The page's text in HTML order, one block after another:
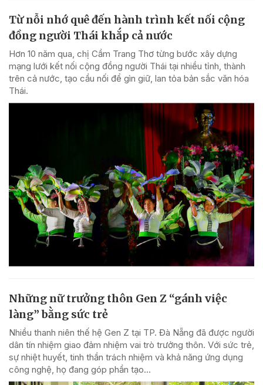
Từ nỗi nhớ quê đến hành trình kết nối cộng
đồng người Thái khắp cả nước
Hơn 10 năm qua, chị Cầm Trang Thơ từng bước xây dựng
mạng lưới kết nối cộng đồng người Thái tại nhiều tỉnh, thành
trên cả nước, tạo cầu nối để gìn giữ, lan tỏa bản sắc văn hóa
Thái.
Những nữ trưởng thôn Gen Z “gánh việc
làng” bằng sức trẻ
Nhiều thanh niên thế hệ Gen Z tại TP. Đà Nẵng đã được người
dân tín nhiệm giao đảm nhiệm vai trò trưởng thôn. Với sức trẻ,
sự nhiệt huyết, tinh thần trách nhiệm và khả năng ứng dụng
công nghệ, họ đang góp phần tạo...